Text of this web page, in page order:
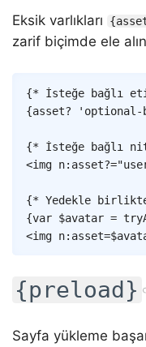
Eksik varlıkları
zarif biçimde ele
{* İsteğe bağlı
{asset? 'optional-
{* İsteğe bağlı
<img n:asset?="
{* Yedekle
{var $avatar =
<img n:asset=
{preload}
Sayfa yükleme